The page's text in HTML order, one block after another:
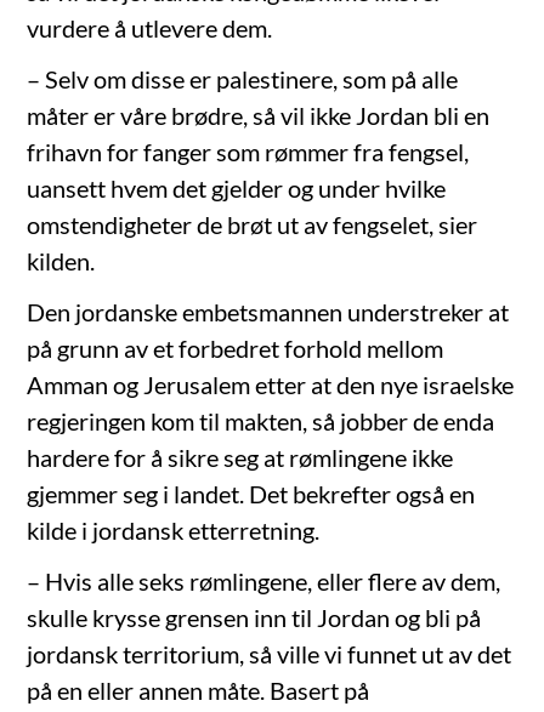
vurdere å utlevere dem.
– Selv om disse er palestinere, som på alle
måter er våre brødre, så vil ikke Jordan bli en
frihavn for fanger som rømmer fra fengsel,
uansett hvem det gjelder og under hvilke
omstendigheter de brøt ut av fengselet, sier
kilden.
Den jordanske embetsmannen understreker at
på grunn av et forbedret forhold mellom
Amman og Jerusalem etter at den nye israelske
regjeringen kom til makten, så jobber de enda
hardere for å sikre seg at rømlingene ikke
gjemmer seg i landet. Det bekrefter også en
kilde i jordansk etterretning.
– Hvis alle seks rømlingene, eller flere av dem,
skulle krysse grensen inn til Jordan og bli på
jordansk territorium, så ville vi funnet ut av det
på en eller annen måte. Basert på